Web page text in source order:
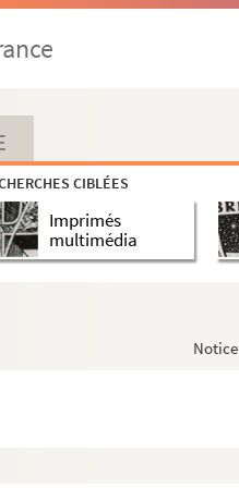
CIBLÉES
Imprimés
multimédia
Notice
Panthéon.